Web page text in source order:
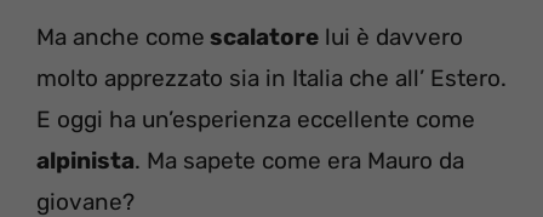
Ma anche come scalatore lui è davvero
molto apprezzato sia in Italia che all’ Estero.
E oggi ha un’esperienza eccellente come
alpinista. Ma sapete come era Mauro da
giovane?